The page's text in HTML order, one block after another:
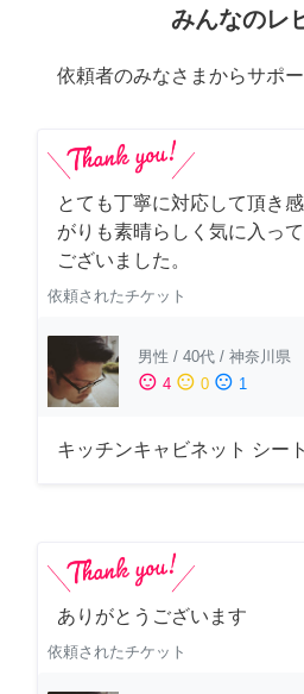
みんなのレ
依頼者のみなさまからサポ
とても丁寧に対応して頂き
がりも素晴らしく気に入っ
ございました。
依頼されたチケット
男性 / 40代 / 神奈川県
sentiment_satisfied 4 sentiment_neutral 0 sentiment_dissatisfied 1
キッチンキャビネット シー
ありがとうございます
依頼されたチケット